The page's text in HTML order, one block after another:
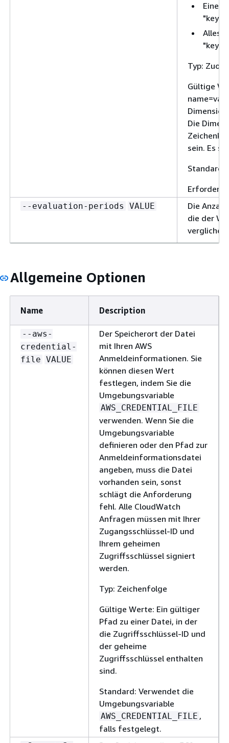
Eine
Alles
Typ:
Gültige
Die
sein. Es
Standard:
--evaluation-periods VALUE
Die
die der
verglichen
--metric-name VALUE
Der
Typ:
Gültige
Standard:
VALUE
Der
werden
Typ:
Gültige
von 1 bis
Standard:
einen OK-
Amazon-
Standard:
werden
Allgemeine Optionen
Name Description
--aws-
credential-
file VALUE
Der Speicherort der Datei
mit Ihren AWS
Anmeldeinformationen. Sie
können diesen Wert
festlegen, indem Sie die
Umgebungsvariable
AWS_CREDENTIAL_FILE
verwenden. Wenn Sie die
Umgebungsvariable
definieren oder den Pfad zur
Anmeldeinformationsdatei
angeben, muss die Datei
vorhanden sein, sonst
schlägt die Anforderung
fehl. Alle CloudWatch
Anfragen müssen mit Ihrer
Zugangsschlüssel-ID und
Ihrem geheimen
Zugriffsschlüssel signiert
werden.
Typ: Zeichenfolge
Gültige Werte: Ein gültiger
Pfad zu einer Datei, in der
die Zugriffsschlüssel-ID und
der geheime
Zugriffsschlüssel enthalten
sind.
Standard: Verwendet die
Umgebungsvariable
AWS_CREDENTIAL_FILE ,
falls festgelegt.